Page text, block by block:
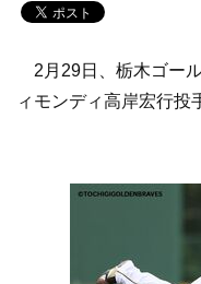
2月29日、栃木ゴー
ィモンディ高岸宏行投